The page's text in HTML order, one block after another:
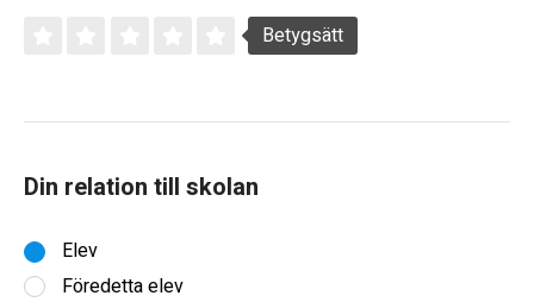
Betygsätt
Din relation till skolan
Elev
Föredetta elev